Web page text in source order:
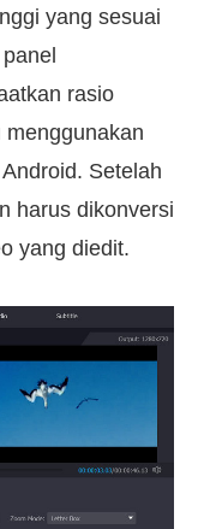
yang sesuai
rasio
Setelah
harus dikonversi
yang diedit.